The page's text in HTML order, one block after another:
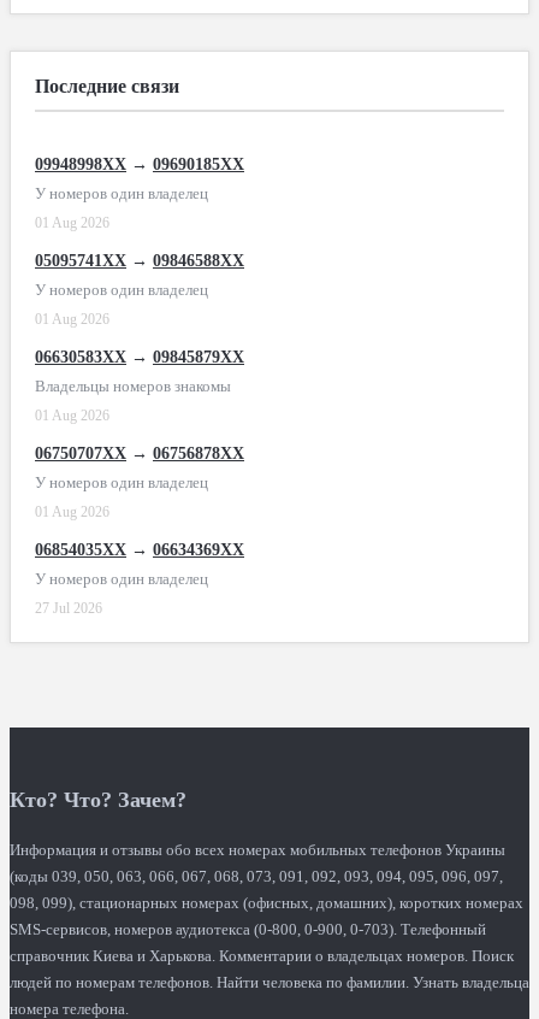
Последние связи
09948998XX → 09690185XX
У номеров один владелец
01 Aug 2026
05095741XX → 09846588XX
У номеров один владелец
01 Aug 2026
06630583XX → 09845879XX
Владельцы номеров знакомы
01 Aug 2026
06750707XX → 06756878XX
У номеров один владелец
01 Aug 2026
06854035XX → 06634369XX
У номеров один владелец
27 Jul 2026
Кто? Что? Зачем?
Информация и отзывы обо всех номерах мобильных телефонов Украины
(коды 039, 050, 063, 066, 067, 068, 073, 091, 092, 093, 094, 095, 096, 097,
098, 099), стационарных номерах (офисных, домашних), коротких номерах
SMS-сервисов, номеров аудиотекса (0-800, 0-900, 0-703). Телефонный
справочник Киева и Харькова. Комментарии о владельцах номеров. Поиск
людей по номерам телефонов. Найти человека по фамилии. Узнать владельца
номера телефона.